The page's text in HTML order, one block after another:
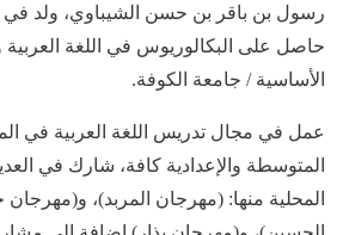
رسول بن باقر بن حسن الشيباوي، ولد
حاصل على البكالوريوس في اللغة العربية
الأساسية / جامعة الكوفة.
عمل في مجال تدريس اللغة العربية في
المتوسطة والإعدادية كافة، شارك في
المحلية منها: (مهرجان المربد)،